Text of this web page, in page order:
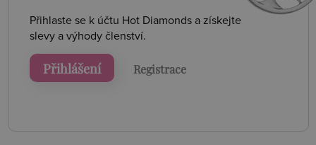
Přihlaste se k účtu Hot Diamonds a získejte
slevy a výhody členství.
Přihlášení Registrace